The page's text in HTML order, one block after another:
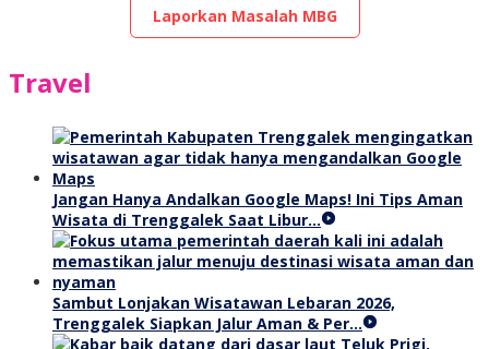
Laporkan Masalah MBG
Travel
Jangan Hanya Andalkan Google Maps! Ini Tips Aman
Wisata di Trenggalek Saat Libur…
Sambut Lonjakan Wisatawan Lebaran 2026,
Trenggalek Siapkan Jalur Aman & Per…